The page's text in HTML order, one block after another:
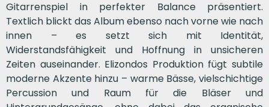
Gitarrenspiel in perfekter Balance präsentiert.
Textlich blickt das Album ebenso nach vorne wie nach
innen – es setzt sich mit Identität,
Widerstandsfähigkeit und Hoffnung in unsicheren
Zeiten auseinander. Elizondos Produktion fügt subtile
moderne Akzente hinzu – warme Bässe, vielschichtige
Percussion und Raum für die Bläser und